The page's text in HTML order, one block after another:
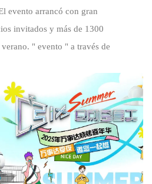
evento arrancó con gran
invitados y más de 1300
" evento " a través de